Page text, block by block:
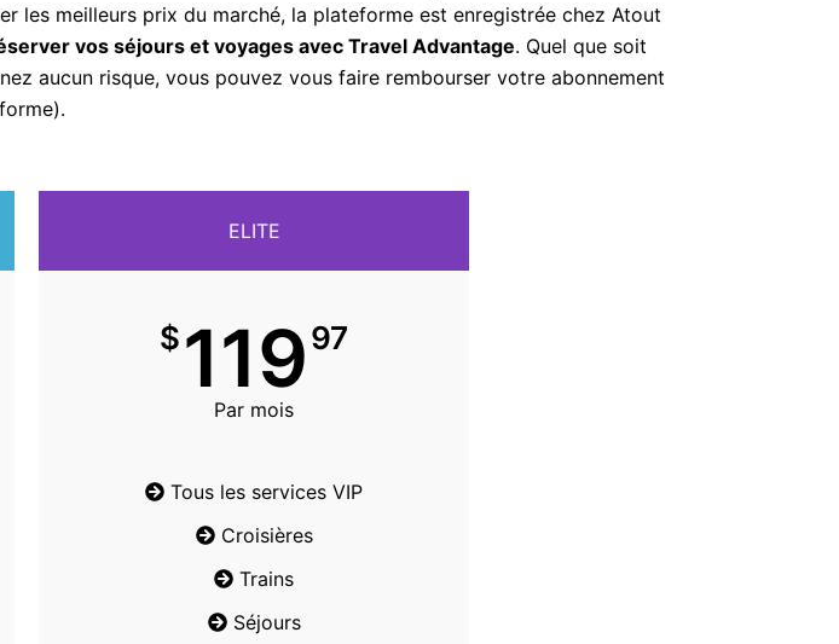
les meilleurs prix du marché, la plateforme est enregistrée chez Atout
vos séjours et voyages avec Travel Advantage. Quel que soit
aucun risque, vous pouvez vous faire rembourser votre abonnement
ELITE
$11997
Par mois
Tous les services VIP
Croisières
Trains
Séjours